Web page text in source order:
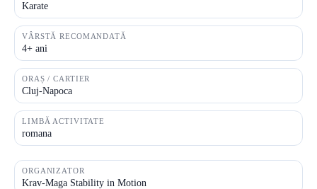
Karate
VÂRSTĂ RECOMANDATĂ
4+ ani
ORAȘ / CARTIER
Cluj-Napoca
LIMBĂ ACTIVITATE
romana
ORGANIZATOR
Krav-Maga Stability in Motion